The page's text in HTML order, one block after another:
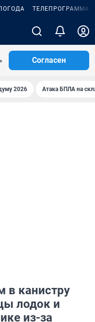
ТЕЛЕПРОГРАММА
Согласен
2026 Атака БПЛА на
в канистру
лодок и
из-за